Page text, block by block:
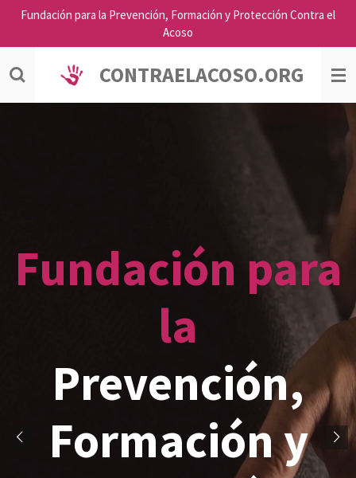
contenido
principal
CONTRAELACOSO.ORG
Fundación para la Prevención, Formación y Protección Contra el
Acoso
Fundación para
la
Prevención,
Formación y